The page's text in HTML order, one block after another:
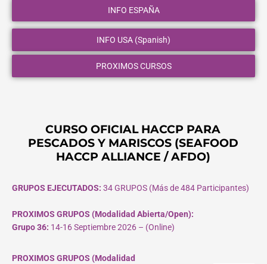
INFO ESPAÑA
INFO USA (Spanish)
PROXIMOS CURSOS
CURSO OFICIAL HACCP PARA
PESCADOS Y MARISCOS (SEAFOOD
HACCP ALLIANCE / AFDO)
GRUPOS EJECUTADOS: 34 GRUPOS (Más de 484 Participantes)
PROXIMOS GRUPOS (Modalidad Abierta/Open):
Grupo 36: 14-16 Septiembre 2026 – (Online)
PROXIMOS GRUPOS (Modalidad